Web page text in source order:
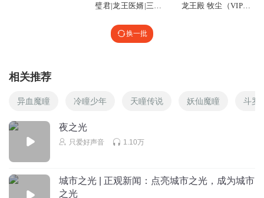
璧君|龙王医婿|三藏
龙王殿 牧尘（VIP快
换一批
相关推荐
异血魔瞳 冷瞳少年 天瞳传说 妖仙魔瞳 斗罗
夜之光
只爱好声音 1.10万
城市之光 | 正观新闻：点亮城市之光，成为城市
之光